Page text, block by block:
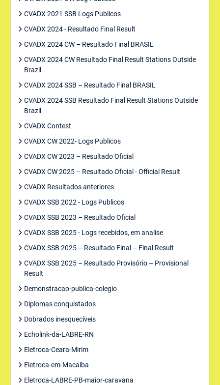
CVADX 2021 SSB Logs Publicos
CVADX 2024 - Resultado Final Result
CVADX 2024 CW – Resultado Final BRASIL
CVADX 2024 CW Resultado Final Result Stations Outside
Brazil
CVADX 2024 SSB – Resultado Final BRASIL
CVADX 2024 SSB Resultado Final Result Stations Outside
Brazil
CVADX Contest
CVADX CW 2022- Logs Publicos
CVADX CW 2023 – Resultado Oficial
CVADX CW 2025 – Resultado Oficial - Official Result
CVADX Resultados anteriores
CVADX SSB 2022 - Logs Publicos
CVADX SSB 2023 – Resultado Oficial
CVADX SSB 2025 - Logs recebidos, em analise
CVADX SSB 2025 – Resultado Final – Final Result
CVADX SSB 2025 – Resultado Provisório – Provisional
Result
Demonstracao-publica-colegio
Diplomas conquistados
Dobrados inesquecíveis
Echolink-da-LABRE-RN
Eletroca-Ceara-Mirim
Eletroca-em-Macaiba
Eletroca-LABRE-PB-maior-caravana